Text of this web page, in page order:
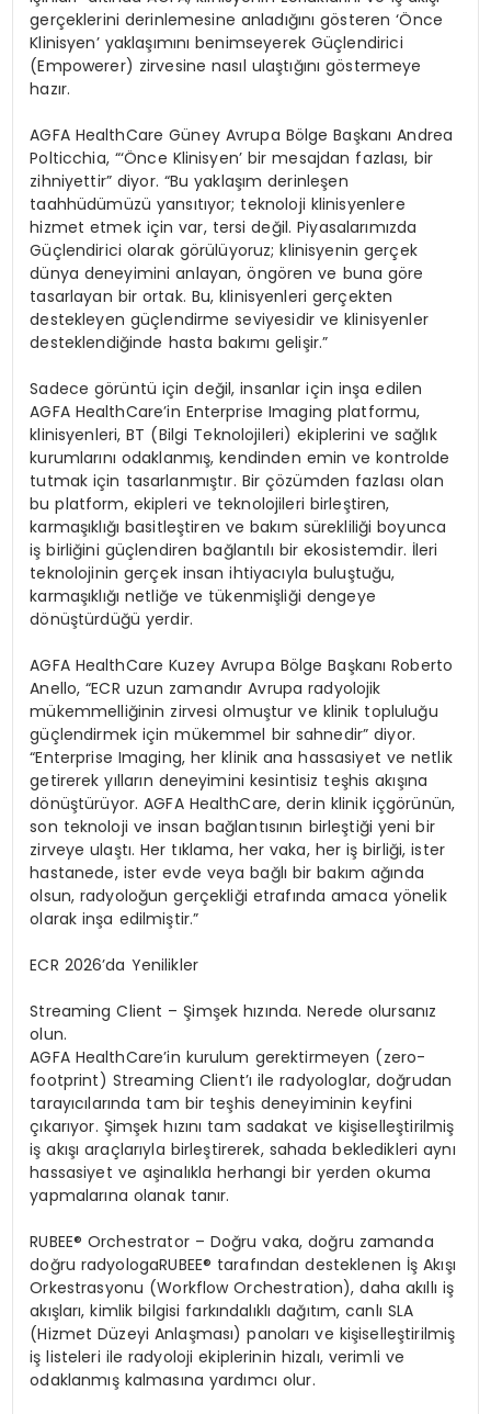
gerçeklerini derinlemesine anladığını gösteren ‘Önce
Klinisyen’ yaklaşımını benimseyerek Güçlendirici
(Empowerer) zirvesine nasıl ulaştığını göstermeye
hazır.
AGFA HealthCare GüneyAvrupa Bölge BaşkanıAndrea
Polticchia, “‘Önce Klinisyen’ bir mesajdan fazlası, bir
zihniyettir” diyor. “Bu yaklaşım derinleşen
taahhüdümüzü yansıtıyor; teknoloji klinisyenlere
hizmet etmek için var, tersi değil. Piyasalarımızda
Güçlendirici olarak görülüyoruz; klinisyenin gerçek
dünya deneyimini anlayan,öngören ve buna göre
tasarlayan bir ortak. Bu, klinisyenleri gerçekten
destekleyen güçlendirme seviyesidir ve klinisyenler
desteklendiğinde hasta bakımı gelişir.”
Sadece görüntü için değil, insanlar için inşa edilen
AGFA HealthCare’in Enterprise Imaging platformu,
klinisyenleri, BT (Bilgi Teknolojileri) ekiplerini ve sağlık
kurumlarını odaklanmış, kendinden emin ve kontrolde
tutmak için tasarlanmıştır. Bir çözümden fazlası olan
bu platform, ekipleri ve teknolojileri birleştiren,
karmaşıklığı basitleştiren ve bakım sürekliliği boyunca
iş birliğini güçlendiren bağlantılı bir ekosistemdir. İleri
teknolojinin gerçek insan ihtiyacıyla buluştuğu,
karmaşıklığı netliğe ve tükenmişliği dengeye
dönüştürdüğü yerdir.
AGFA HealthCare Kuzey Avrupa Bölge Başkanı Roberto
Anello, “ECR uzun zamandır Avrupa radyolojik
mükemmelliğinin zirvesi olmuştur ve klinik topluluğu
güçlendirmek için mükemmel bir sahnedir” diyor.
“Enterprise Imaging, her klinik ana hassasiyet ve netlik
getirerek yılların deneyimini kesintisiz teşhisakışına
dönüştürüyor. AGFA HealthCare, derin klinik içgörünün,
son teknoloji ve insan bağlantısının birleştiği yeni bir
zirveye ulaştı. Her tıklama, her vaka, her iş birliği, ister
hastanede, ister evde veya bağlı bir bakım ağında
olsun, radyoloğun gerçekliği etrafında amaca yönelik
olarak inşa edilmiştir.”
ECR 2026’da Yenilikler
Streaming Client – Şimşek hızında. Nerede olursanız
olun.
AGFA HealthCare’in kurulum gerektirmeyen (zero-
footprint) Streaming Client’ı ile radyologlar, doğrudan
tarayıcılarında tam bir teşhis deneyiminin keyfini
çıkarıyor. Şimşek hızını tam sadakat ve kişiselleştirilmiş
iş akışı araçlarıyla birleştirerek, sahada bekledikleri aynı
hassasiyet ve aşinalıkla herhangi bir yerden okuma
yapmalarına olanak tanır.
RUBEE®Orchestrator– Doğru vaka, doğru zamanda
doğru radyologaRUBEE® tarafından desteklenen İş Akışı
Orkestrasyonu (Workflow Orchestration), daha akıllı iş
akışları, kimlik bilgisi farkındalıklı dağıtım, canlı SLA
(Hizmet Düzeyi Anlaşması) panoları ve kişiselleştirilmiş
iş listeleri ile radyoloji ekiplerinin hizalı, verimli ve
odaklanmış kalmasına yardımcı olur.